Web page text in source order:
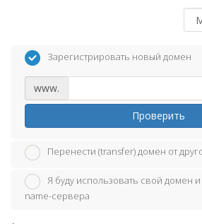
Зарегистрировать новый домен
www.
Проверить
Перенести (transfer) домен от
Я буду использовать свой домен
name-сервера